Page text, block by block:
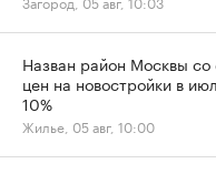
Назван район Москвы
цен на новостройки в
10%
Жилье, 05 авг, 10:00